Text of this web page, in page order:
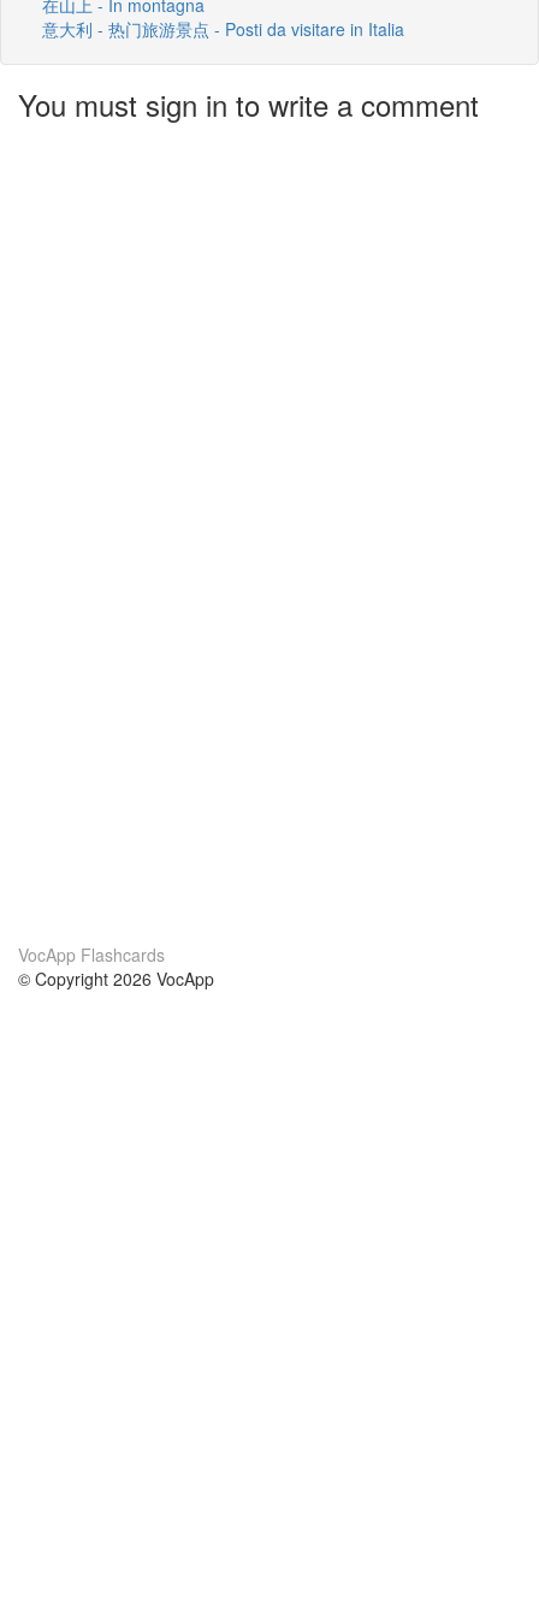
意大利 - 热门旅游景点 - Posti da visitare in Italia
You must sign in to write a comment
VocApp Flashcards
© Copyright 2026 VocApp